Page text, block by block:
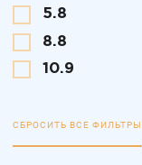
5.8
8.8
10.9
СБРОСИТЬ ВСЕ ФИЛЬТРЫ